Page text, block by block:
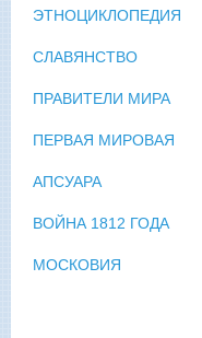
ЭТНОЦИКЛОПЕДИЯ
СЛАВЯНСТВО
ПРАВИТЕЛИ МИРА
ПЕРВАЯ МИРОВАЯ
АПСУАРА
ВОЙНА 1812 ГОДА
МОСКОВИЯ